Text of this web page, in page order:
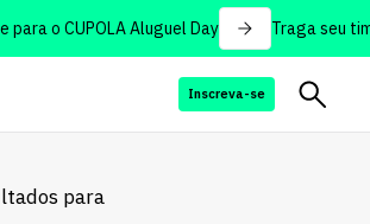
para o CUPOLA Aluguel Day Traga seu
Inscreva-se
para